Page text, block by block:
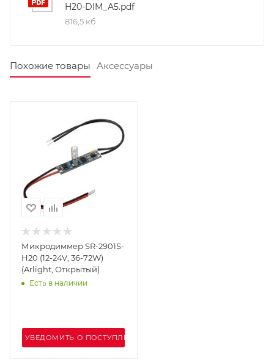
H20-DIM_A5.pdf
816,5 кб
Похожие товары Аксессуары
Микродиммер SR-2901S-
H20 (12-24V, 36-72W)
(Arlight, Открытый)
Есть в наличии
УВЕДОМИТЬ О ПОСТУПЛЕНИИ